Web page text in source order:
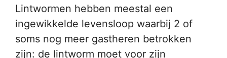
Lintwormen hebben meestal een
ingewikkelde levensloop waarbij 2 of
soms nog meer gastheren betrokken
zijn: de lintworm moet voor zijn